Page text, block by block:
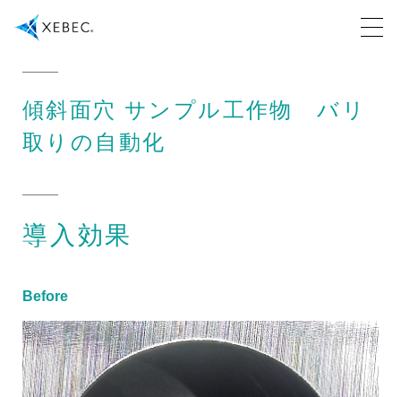
傾斜面穴 サンプル工作物 バリ
取りの自動化
導入効果
Before